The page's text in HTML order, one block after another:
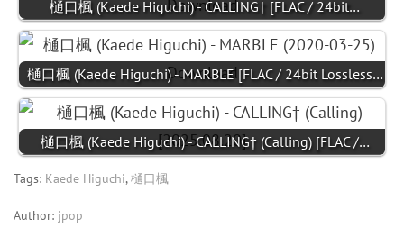
樋口楓 (Kaede Higuchi) - CALLING† [FLAC / 24bit…
樋口楓 (Kaede Higuchi) - MARBLE [FLAC / 24bit Lossless…
樋口楓 (Kaede Higuchi) - CALLING† (Calling) [FLAC /…
Tags: Kaede Higuchi,樋口楓
Author: jpop